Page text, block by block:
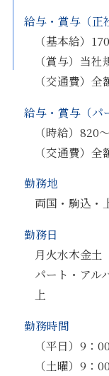
給与・賞与（正
（基本給）
（賞与）当
（交通費）全
給与・賞与（パ
（時給）820
（交通費）全
勤務地
両国・駒込・
勤務日
月火水木金土
パート・アル
上
勤務時間
（平日）9：
（土曜）9：